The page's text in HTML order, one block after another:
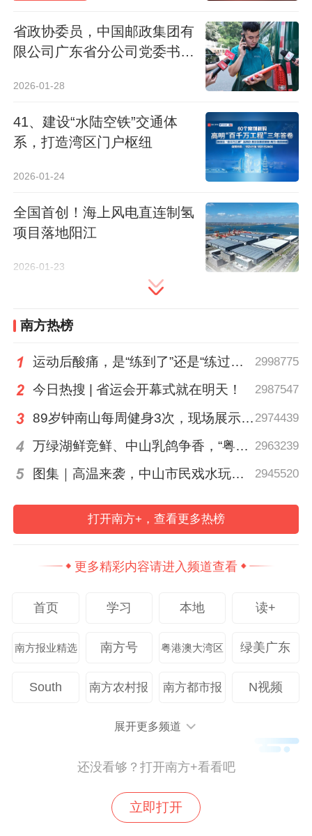
网络建设列为清洁能源走廊的核心任务，本
次重卡兆瓦超充站建设正是这一前瞻布局的
据了解，项目一期将在粤西、粤北的仁新、
广乐、二广、广贺，粤东的粤赣、平兴、揭
博、潮漳、潮惠等重要货运通道上，选取翁
远、瓦溪、樟溪、陆河等10对服务区，建设
20座重卡兆瓦超充站，初步构建粤港澳大湾
区连接周边省份的绿色能源补给枢纽。
充电5分钟可续航百公里
在翁源服务区活动现场，展示了华为数字能
源公司的兆瓦超充设备和徐工3.5C倍率电动
重卡。
活动现场展示电动重卡和兆瓦超充设备。 受访者供图
项目建设单位粤运交通新能源分公司总经理
李坚介绍：“本项目总承包单位有中国能源建
设集团广东火电工程有限公司、广东省建筑
工程集团股份有限公司，在设备配置方面，
20座超充站均采用1600千伏安箱式变压器，
省政协委员，中国邮政集团有
限公司广东省分公司党委书
递进村”全面落实
2026-01-28
41、建设“水陆空铁”交通体
系，打造湾区门户枢纽
2026-01-24
全国首创！海上风电直连制氢
项目落地阳江
2026-01-23
南方热榜
运动后酸痛，是“练到了”还是“练过了”？ 2998775
今日热搜 | 省运会开幕式就在明天！ 2987547
89岁钟南山每周健身3次，现场展示常用拉力器 2974439
万绿湖鲜竞鲜、中山乳鸽争香，“粤菜师傅”烹南粤百味、人间烟火 2963239
图集｜高温来袭，中山市民戏水玩泡沫消暑 2945520
打开南方+，查看更多热榜
更多精彩内容请进入频道查看
首页 学习 本地 读+
南方报业精选 南方号 粤港澳大湾区 绿美广东
South 南方农村报 南方都市报 N视频
展开更多频道
还没看够？打开南方+看看吧
立即打开